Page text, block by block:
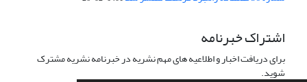
اشتراک خبرنامه
برای دریافت اخبار و اطلاعیه های مهم نشریه در خبرنامه نشریه مشترک
شوید.